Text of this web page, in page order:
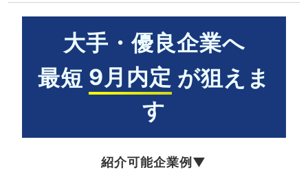
大手・優良企業へ
最短 9月内定 が狙えま
す
紹介可能企業例▼